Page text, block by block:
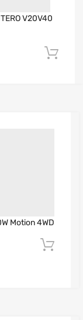
V20V40
Motion 4WD